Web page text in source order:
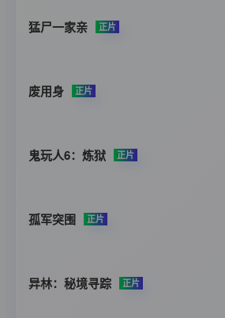
猛尸一家亲 正片
废用身 正片
鬼玩人6：炼狱 正片
孤军突围 正片
异林：秘境寻踪 正片